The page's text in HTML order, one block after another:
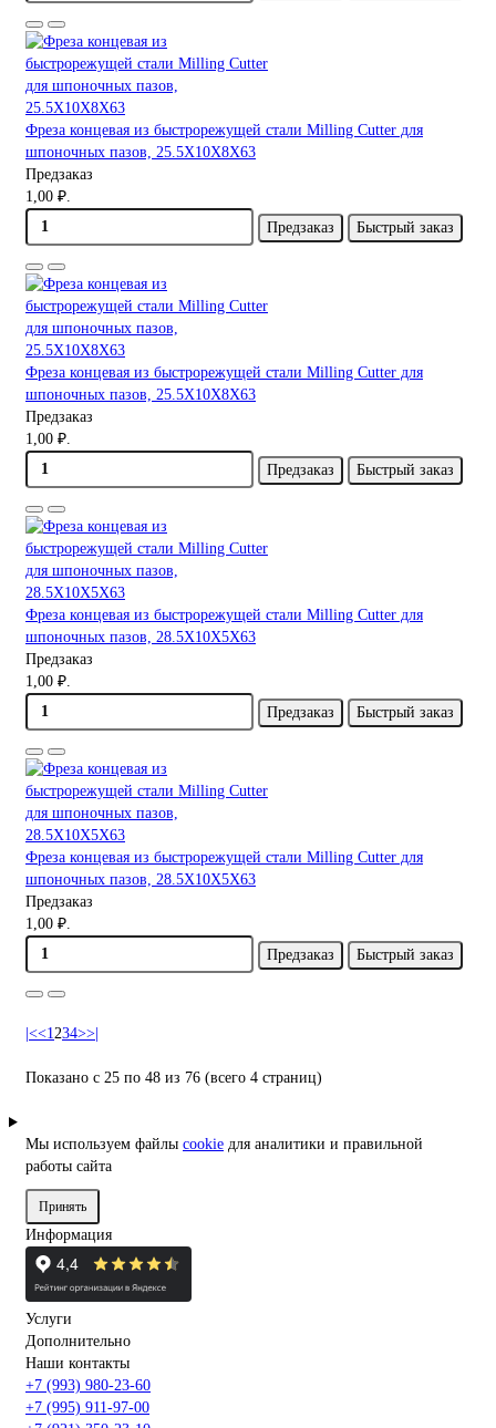
Фреза концевая из быстрорежущей стали Milling Cutter для
шпоночных пазов, 25.5X10X8X63
Предзаказ
1,00 ₽.
Предзаказ
Быстрый заказ
Фреза концевая из быстрорежущей стали Milling Cutter для
шпоночных пазов, 25.5X10X8X63
Предзаказ
1,00 ₽.
Предзаказ
Быстрый заказ
Фреза концевая из быстрорежущей стали Milling Cutter для
шпоночных пазов, 28.5X10X5X63
Предзаказ
1,00 ₽.
Предзаказ
Быстрый заказ
Фреза концевая из быстрорежущей стали Milling Cutter для
шпоночных пазов, 28.5X10X5X63
Предзаказ
1,00 ₽.
Предзаказ
Быстрый заказ
|<<1234>>|
Показано с 25 по 48 из 76 (всего 4 страниц)
Мы используем файлы cookie для аналитики и правильной
работы сайта
Принять
Информация
Услуги
Дополнительно
Наши контакты
+7 (993) 980-23-60
+7 (995) 911-97-00